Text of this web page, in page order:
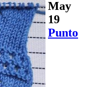
May
19
Punto